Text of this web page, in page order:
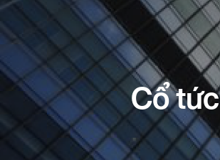
Cổ